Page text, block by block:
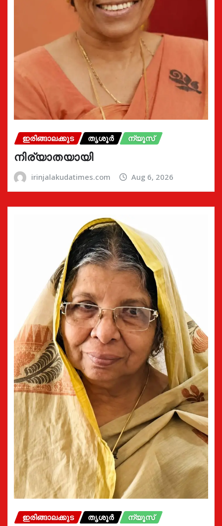
ഇരിങ്ങാലക്കുട തൃശൂർ ന്യൂസ്
നിര്യാതയായി
irinjalakudatimes.com Aug 6, 2026
ഇരിങ്ങാലക്കുട തൃശൂർ ന്യൂസ്